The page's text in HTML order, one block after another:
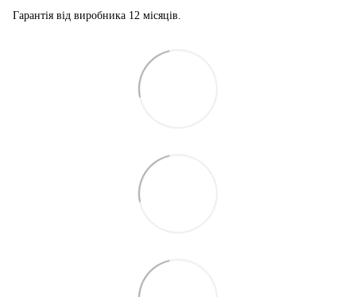
Гарантія від виробника 12 місяців.